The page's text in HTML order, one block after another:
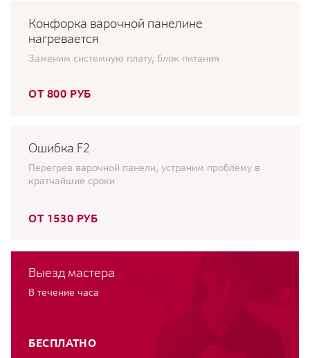
Конфорка варочной панелине
нагревается
Заменим системную плату, блок питания
ОТ 800 РУБ
Ошибка F2
Перегрев варочной панели, устраним проблему в
кратчайшие сроки
ОТ 1530 РУБ
Выезд мастера
В течение часа
БЕСПЛАТНО